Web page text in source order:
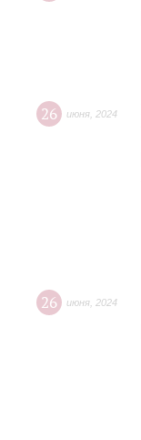
26 июня 2024
26 июня 2024